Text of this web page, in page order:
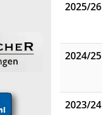
2025/26
2024/25
2023/24